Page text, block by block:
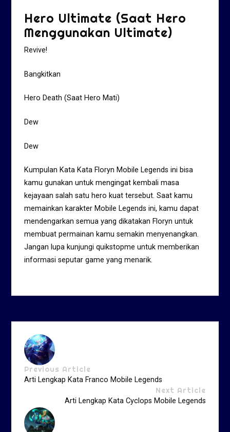
Hero Ultimate (Saat Hero
Menggunakan Ultimate)
Revive!
Bangkitkan
Hero Death (Saat Hero Mati)
Dew
Dew
Kumpulan Kata Kata Floryn Mobile Legends ini bisa
kamu gunakan untuk mengingat kembali masa
kejayaan salah satu hero kuat tersebut. Saat kamu
memainkan karakter Mobile Legends ini, kamu dapat
mendengarkan semua yang dikatakan Floryn untuk
membuat permainan kamu semakin menyenangkan.
Jangan lupa kunjungi quikstopme untuk memberikan
informasi seputar game yang menarik.
Previous Article
Arti Lengkap Kata Franco Mobile Legends
Next Article
Arti Lengkap Kata Cyclops Mobile Legends